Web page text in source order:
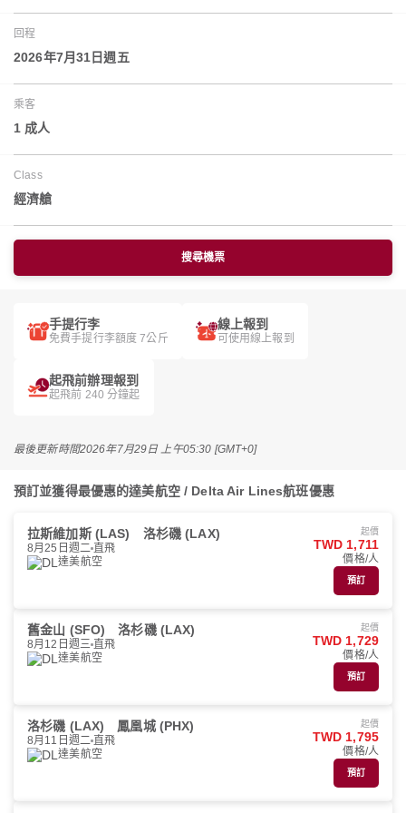
回程
2026年7月31日週五
乘客
1 成人
Class
經濟艙
搜尋機票
手提行李
免費手提行李額度 7公斤
線上報到
可使用線上報到
起飛前辦理報到
起飛前 240 分鐘起
最後更新時間2026年7月29日 上午05:30 [GMT+0]
預訂並獲得最優惠的達美航空 / Delta Air Lines航班優惠
拉斯維加斯 (LAS) 洛杉磯 (LAX)
8月25日週二 直飛
達美航空
起價
TWD 1,711
價格/人
預訂
舊金山 (SFO) 洛杉磯 (LAX)
8月12日週三 直飛
達美航空
起價
TWD 1,729
價格/人
預訂
洛杉磯 (LAX) 鳳凰城 (PHX)
8月11日週二 直飛
達美航空
起價
TWD 1,795
價格/人
預訂